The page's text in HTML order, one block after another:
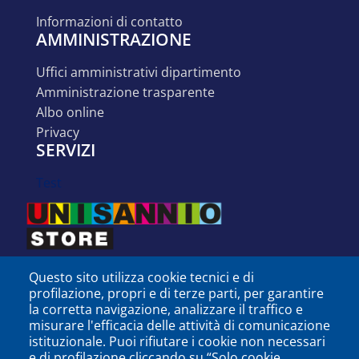
informazioni di contatto
AMMINISTRAZIONE
uffici amministrativi dipartimento
amministrazione trasparente
albo online
privacy
SERVIZI
test
Questo sito utilizza cookie tecnici e di
profilazione, propri e di terze parti, per garantire
la corretta navigazione, analizzare il traffico e
misurare l'efficacia delle attività di comunicazione
istituzionale. Puoi rifiutare i cookie non necessari